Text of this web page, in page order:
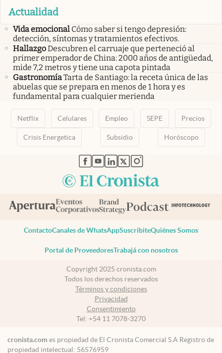
Actualidad
Vida emocional Cómo saber si tengo depresión:
detección, síntomas y tratamientos efectivos.
HallazgoDescubren el carruaje que perteneció al
primer emperador de China: 2000 años de antigüedad,
mide 7,2 metros y tiene una capota pintada
GastronomíaTarta de Santiago: la receta única de las
abuelas que se prepara en menos de 1 hora y es
fundamental para cualquier merienda
Netflix Celulares Empleo SEPE Precios
Crisis Energetica Subsidio Horóscopo
abre en nueva pestaña
abre en nueva pestaña
abre en nueva pestaña
abre en nueva pestaña
abre en nueva pestaña
ContactoCanales de WhatsAppSuscribiteQuiénes Somos
Portal de ProveedoresTrabajá con nosotros
Copyright 2025 cronista.com
Todos los derechos reservados
Términos y condiciones
Privacidad
Consentimiento
Tel: +54 11 7078-3270
cronista.com es propiedad de El Cronista Comercial S.A Registro de
propiedad intelectual: 56576959